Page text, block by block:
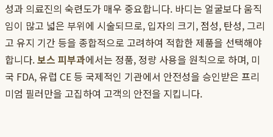
성과 의료진의 숙련도가 매우 중요합니다. 바디는 얼굴보다 움직
임이 많고 넓은 부위에 시술되므로, 입자의 크기, 점성, 탄성, 그리
고 유지 기간 등을 종합적으로 고려하여 적합한 제품을 선택해야
합니다.보스 피부과에서는 정품, 정량 사용을 원칙으로 하며, 미
국 FDA, 유럽 CE 등 국제적인 기관에서 안전성을 승인받은 프리
미엄 필러만을 고집하여 고객의 안전을 지킵니다.